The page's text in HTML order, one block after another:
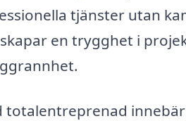
tjänster utan
en trygghet i
totalentreprenad